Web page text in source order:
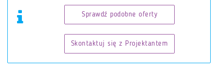
Sprawdź podobne oferty
Skontaktuj się z Projektantem